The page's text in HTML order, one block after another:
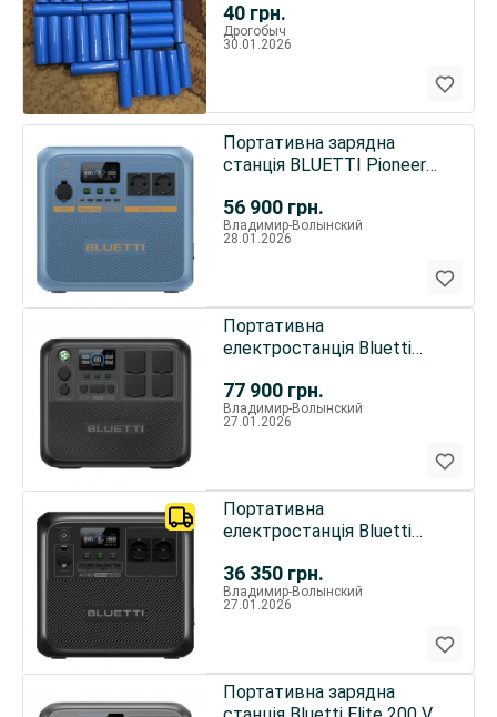
40 грн.
Дрогобыч
30.01.2026
56 900 грн.
Портативна зарядна
станція BLUETTI Pioneer
Владимир-Волынский
28.01.2026
77 900 грн.
Портативна
електростанція Bluetti
Владимир-Волынский
27.01.2026
36 350 грн.
Портативна
електростанція Bluetti
Владимир-Волынский
27.01.2026
Портативна зарядна